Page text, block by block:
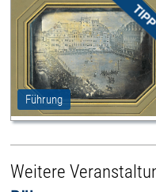
Führung
Weitere